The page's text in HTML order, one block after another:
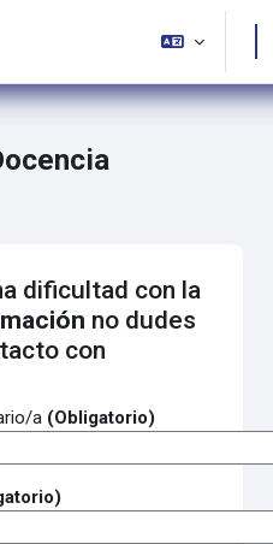
dificultad con la
no dudes
con
a (Obligatorio)